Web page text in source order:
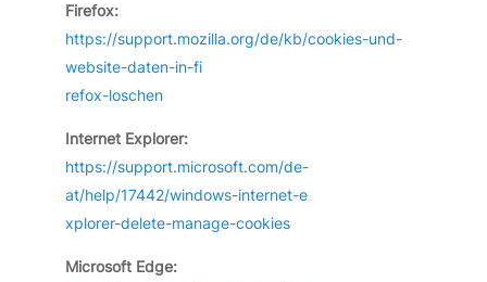
Firefox:
https://support.mozilla.org/de/kb/cookies-und-
website-daten-in-fi
refox-loschen
Internet Explorer:
https://support.microsoft.com/de-
at/help/17442/windows-internet-e
xplorer-delete-manage-cookies
Microsoft Edge: